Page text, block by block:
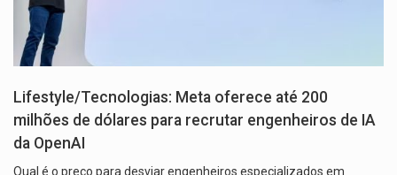
Lifestyle/Tecnologias: Meta oferece até 200
milhões de dólares para recrutar engenheiros de IA
da OpenAI
Qual é o preço para desviar engenheiros especializados em